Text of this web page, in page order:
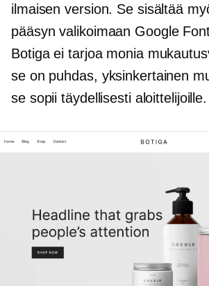
ilmaisen version. Se sisältää
pääsyn valikoimaan Google
Botiga ei tarjoa monia
se on puhdas, yksinkertainen
se sopii täydellisesti aloittelijoille.